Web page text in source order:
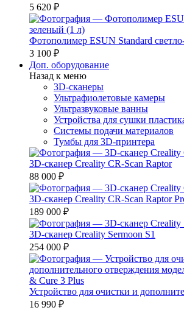
5 620 ₽
Фотополимер ESUN Standard
3 100 ₽
Доп. оборудование
Назад к меню
3D-сканеры
Ультрафиолетовые камеры
Ультразвуковые ванны
Устройства для сушки
Системы подачи материалов
Тумбы для 3D-принтера
3D-сканер Creality CR-Scan Raptor
88 000 ₽
3D-сканер Creality CR-Scan Raptor
189 000 ₽
3D-сканер Creality Sermoon S1
254 000 ₽
Устройство для очистки и
16 990 ₽